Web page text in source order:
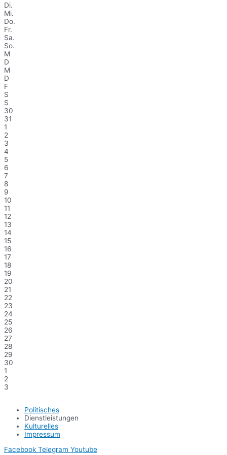
Di.
Mi.
Do.
Fr.
Sa.
So.
M
D
M
D
F
S
S
30
31
1
2
3
4
5
6
7
8
9
10
11
12
13
14
15
16
17
18
19
20
21
22
23
24
25
26
27
28
29
30
1
2
3
Politisches
Dienstleistungen
Kulturelles
Impressum
Facebook Telegram Youtube